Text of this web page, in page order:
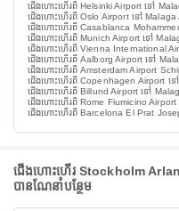
ជើងហោះហើរពី Helsinki Airport ទៅ
ជើងហោះហើរពី Oslo Airport ទៅ Malaga
ជើងហោះហើរពី Casablanca
ជើងហោះហើរពី Munich Airport ទៅ
ជើងហោះហើរពី Vienna International
ជើងហោះហើរពី Aalborg Airport ទៅ
ជើងហោះហើរពី Amsterdam Airport
ជើងហោះហើរពី Copenhagen Airport ទ
ជើងហោះហើរពី Billund Airport ទៅ
ជើងហោះហើរពី Rome Fiumicino
ជើងហោះហើរពី Barcelona El Prat
ជើងហោះហើរ Stockholm
បានណែនាំបន្ថែម